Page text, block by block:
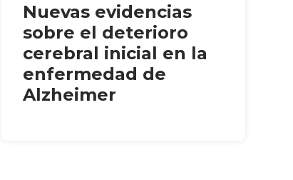
Nuevas evidencias
sobre el deterioro
cerebral inicial en la
enfermedad de
Alzheimer